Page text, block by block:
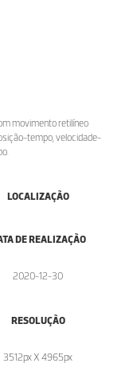
movimento retilíneo
tempo, velocidade-
LOCALIZAÇÃO
DE REALIZAÇÃO
2020-12-30
RESOLUÇÃO
3512px X 4965px